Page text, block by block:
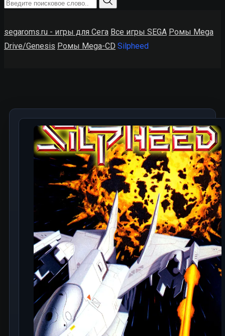
segaroms.ru - игры для Сега Все игры SEGA Ромы Mega
Drive/Genesis Ромы Mega-CD Silpheed